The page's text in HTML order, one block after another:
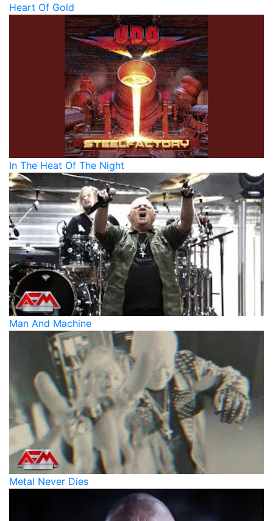
Heart Of Gold
In The Heat Of The Night
Man And Machine
Metal Never Dies